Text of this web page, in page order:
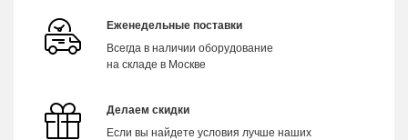
Еженедельные поставки
Всегда в наличии оборудование
на складе в Москве
Делаем скидки
Если вы найдете условия лучше наших